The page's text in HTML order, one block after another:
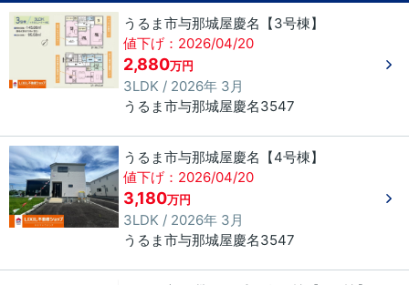
うるま市与那城屋慶名【3号棟】
値下げ：2026/04/20
2,880万円
3LDK / 2026年 3月
うるま市与那城屋慶名3547
うるま市与那城屋慶名【4号棟】
値下げ：2026/04/20
3,180万円
3LDK / 2026年 3月
うるま市与那城屋慶名3547